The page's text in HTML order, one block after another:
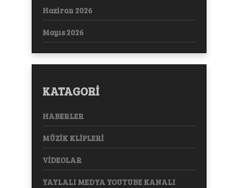
Haziran 2026
Mayıs 2026
KATAGORİ
HABERLER
MÜZİK KLİPLERİ
VİDEOLAR
YAYLALI MEDYA YOUTUBE KANALI